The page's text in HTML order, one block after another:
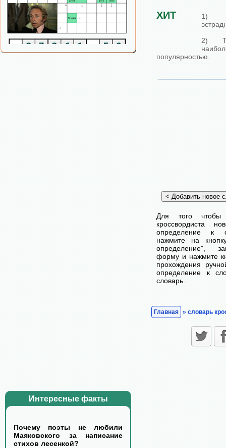
Интересные факты
Почему поэты не любили
Маяковского за написание
стихов лесенкой?
ХИТ
1)
2)
популярностью.
Для того чтобы
кроссвордиста
определение к
нажмите на
определение",
форму и нажмите
прохождения
определение к
словарь.
Главная » словарь